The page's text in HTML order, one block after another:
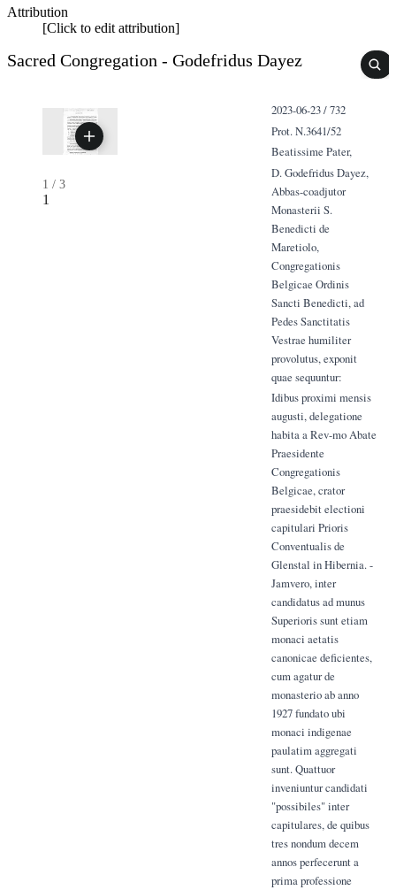
Attribution
[Click to edit attribution]
Sacred Congregation - Godefridus Dayez
1 / 3
1
2023-06-23 / 732
Prot. N.3641/52
Beatissime Pater,
D. Godefridus Dayez,
Abbas-coadjutor
Monasterii S.
Benedicti de
Maretiolo,
Congregationis
Belgicae Ordinis
Sancti Benedicti, ad
Pedes Sanctitatis
Vestrae humiliter
provolutus, exponit
quae sequuntur:
Idibus proximi mensis
augusti, delegatione
habita a Rev-mo Abate
Praesidente
Congregationis
Belgicae, crator
praesidebit electioni
capitulari Prioris
Conventualis de
Glenstal in Hibernia. -
Jamvero, inter
candidatus ad munus
Superioris sunt etiam
monaci aetatis
canonicae deficientes,
cum agatur de
monasterio ab anno
1927 fundato ubi
monaci indigenae
paulatim aggregati
sunt. Quattuor
inveniuntur candidati
"possibiles" inter
capitulares, de quibus
tres nondum decem
annos perfecerunt a
prima professione